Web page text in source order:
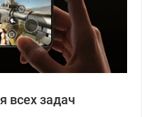
всех задач